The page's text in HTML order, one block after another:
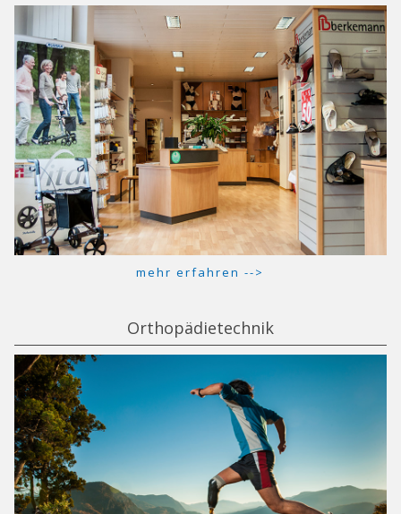
mehr erfahren -->
Orthopädietechnik